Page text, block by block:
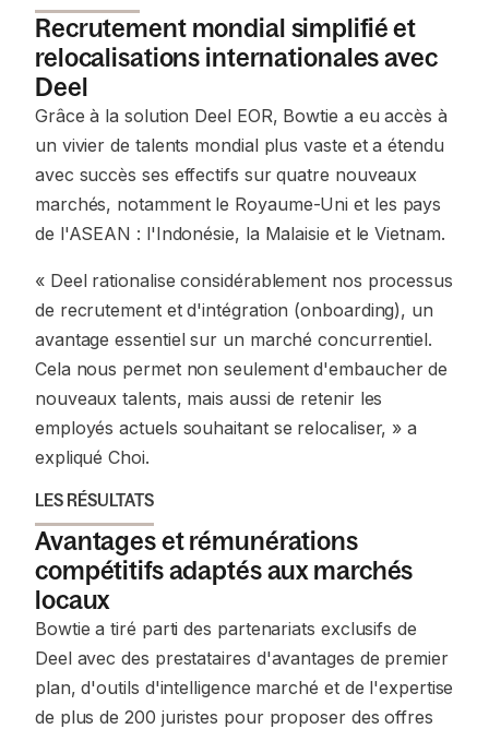
Recrutement mondial simplifié et
relocalisations internationales avec
Deel
Grâce à la solution Deel EOR, Bowtie a eu accès à
un vivier de talents mondial plus vaste et a étendu
avec succès ses effectifs sur quatre nouveaux
marchés, notamment le Royaume-Uni et les pays
de l'ASEAN : l'Indonésie, la Malaisie et le Vietnam.
« Deel rationalise considérablement nos processus
de recrutement et d'intégration (onboarding), un
avantage essentiel sur un marché concurrentiel.
Cela nous permet non seulement d'embaucher de
nouveaux talents, mais aussi de retenir les
employés actuels souhaitant se relocaliser, » a
expliqué Choi.
LES RÉSULTATS
Avantages et rémunérations
compétitifs adaptés aux marchés
locaux
Bowtie a tiré parti des partenariats exclusifs de
Deel avec des prestataires d'avantages de premier
plan, d'outils d'intelligence marché et de l'expertise
de plus de 200 juristes pour proposer des offres